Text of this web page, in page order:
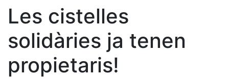
Història
La nostra
història
Cronologia
Presidents
Les cistelles
solidàries ja tenen
propietaris!